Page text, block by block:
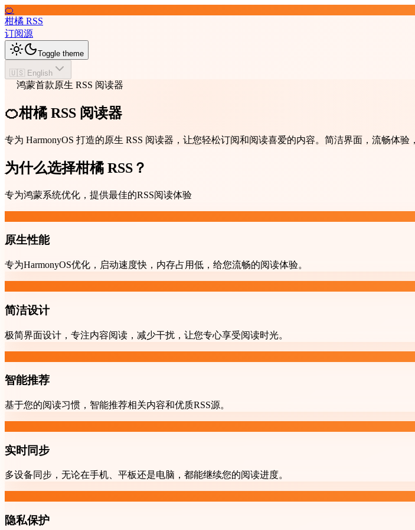
🍊
柑橘 RSS
订阅源
Toggle theme
🇺🇸 English
鸿蒙首款原生 RSS 阅读器
🍊柑橘 RSS 阅读器
专为 HarmonyOS 打造的原生 RSS 阅读器，让您轻松订阅和阅读喜爱的内容。简洁界面，流畅体验
为什么选择柑橘 RSS？
专为鸿蒙系统优化，提供最佳的RSS阅读体验
原生性能
专为HarmonyOS优化，启动速度快，内存占用低，给您流畅的阅读体验。
简洁设计
极简界面设计，专注内容阅读，减少干扰，让您专心享受阅读时光。
智能推荐
基于您的阅读习惯，智能推荐相关内容和优质RSS源。
实时同步
多设备同步，无论在手机、平板还是电脑，都能继续您的阅读进度。
隐私保护